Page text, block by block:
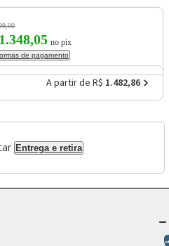
1.348,05 no pix
de pagamento
A partir de R$ 1.482,86
Entrega e retira